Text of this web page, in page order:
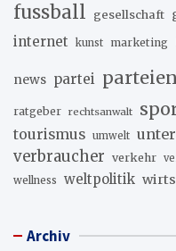
fussball gesellschaft
internet kunst marketing
news partei parteien
ratgeber rechtsanwalt
tourismus umwelt
verbraucher verkehr
wellness weltpolitik
Archiv